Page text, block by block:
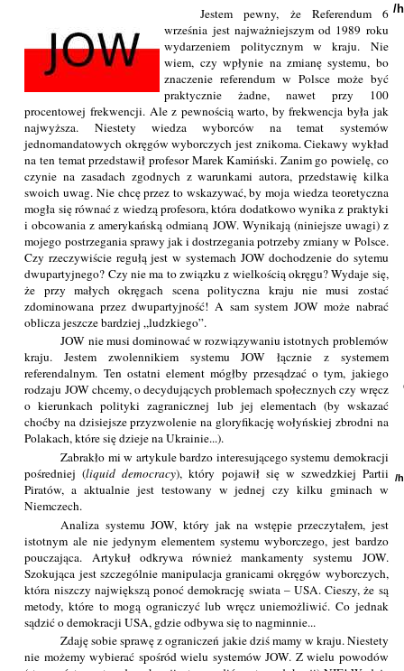
Jestem pewny, że Referendum 6
września jest najważniejszym od 1989 roku
wydarzeniem politycznym w kraju. Nie
wiem, czy wpłynie na zmianę systemu, bo
znaczenie referendum w Polsce może być
praktycznie żadne, nawet przy 100
procentowej frekwencji. Ale z pewnością warto, by frekwencja była jak
najwyższa. Niestety wiedza wyborców na temat systemów
jednomandatowych okręgów wyborczych jest znikoma. Ciekawy wykład
na ten temat przedstawił profesor Marek Kamiński. Zanim go powielę, co
czynie na zasadach zgodnych z warunkami autora, przedstawię kilka
swoich uwag. Nie chcę przez to wskazywać, by moja wiedza teoretyczna
mogła się równać z wiedzą profesora, która dodatkowo wynika z praktyki
i obcowania z amerykańską odmianą JOW. Wynikają (niniejsze uwagi) z
mojego postrzegania sprawy jak i dostrzegania potrzeby zmiany w Polsce.
Czy rzeczywiście regułą jest w systemach JOW dochodzenie do sytemu
dwupartyjnego? Czy nie ma to związku z wielkością okręgu? Wydaje się,
że przy małych okręgach scena polityczna kraju nie musi zostać
zdominowana przez dwupartyjność! A sam system JOW może nabrać
oblicza jeszcze bardziej „ludzkiego”.
JOW nie musi dominować w rozwiązywaniu istotnych problemów
kraju. Jestem zwolennikiem systemu JOW łącznie z systemem
referendalnym. Ten ostatni element mógłby przesądzać o tym, jakiego
rodzaju JOW chcemy, o decydujących problemach społecznych czy wręcz
o kierunkach polityki zagranicznej lub jej elementach (by wskazać
choćby na dzisiejsze przyzwolenie na gloryfikację wołyńskiej zbrodni na
Polakach, które się dzieje na Ukrainie...).
Zabrakło mi w artykule bardzo interesującego systemu demokracji
pośredniej (liquid democracy), który pojawił się w szwedzkiej Partii
Piratów, a aktualnie jest testowany w jednej czy kilku gminach w
Niemczech.
Analiza systemu JOW, który jak na wstępie przeczytałem, jest
istotnym ale nie jedynym elementem systemu wyborczego, jest bardzo
pouczająca. Artykuł odkrywa również mankamenty systemu JOW.
Szokująca jest szczególnie manipulacja granicami okręgów wyborczych,
która niszczy największą ponoć demokrację swiata – USA. Cieszy, że są
metody, które to mogą ograniczyć lub wręcz uniemożliwić. Co jednak
sądzić o demokracji USA, gdzie odbywa się to nagminnie...
Zdaję sobie sprawę z ograniczeń jakie dziś mamy w kraju. Niestety
nie możemy wybierać spośród wielu systemów JOW. Z wielu powodów
/
/